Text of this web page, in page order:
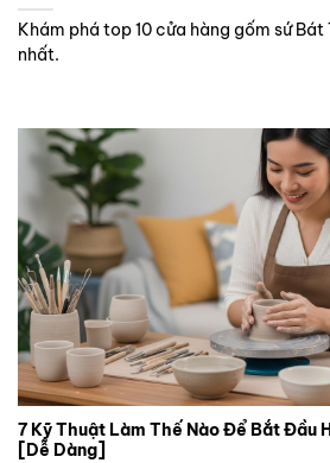
Khám phá top 10 cửa hàng gốm sứ Bát
nhất.
7 Kỹ Thuật Làm Thế Nào Để Bắt Đầu
[Dễ Dàng]